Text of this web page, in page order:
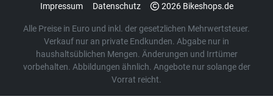
Impressum Datenschutz 2026 Bikeshops.de
Alle Preise in Euro und inkl. der gesetzlichen Mehrwertsteuer.
Verkauf nur an private Endkunden. Abgabe nur in
haushaltsüblichen Mengen. Änderungen und Irrtümer
vorbehalten. Abbildungen ähnlich. Angebote nur solange der
Vorrat reicht.